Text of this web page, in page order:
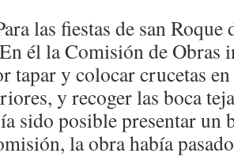
de san Roque
él la Comisión de Obras
tapar y colocar crucetas
y recoger las boca
sido posible presentar un
la obra había